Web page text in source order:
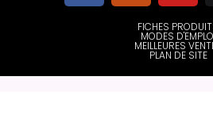
FICHES
MODES
MEILLEURES
PLAN DE SITE